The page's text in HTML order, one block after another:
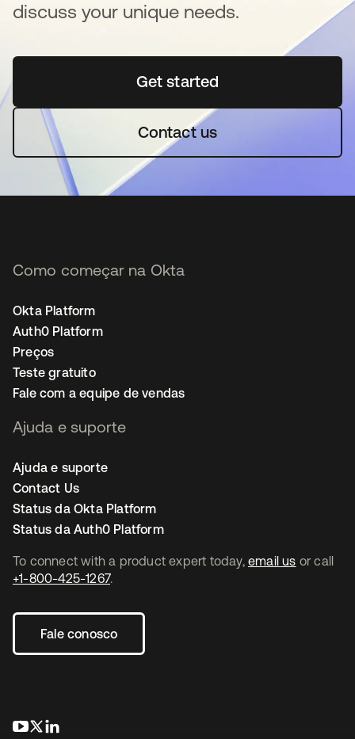
discuss your unique needs.
Get startedabre em uma nova guia
Contact us
To connect with a product expert today, email us or call
+1-800-425-1267.
Fale conosco
abre em uma nova guia
abre em uma nova guia
Como começar na Okta
Okta Platform
Auth0 Platform
Preços
Teste gratuito
Fale com a equipe de vendas
Ajuda e suporte
Ajuda e suporte
Contact Us
Status da Okta Platform
Status da Auth0 Platform